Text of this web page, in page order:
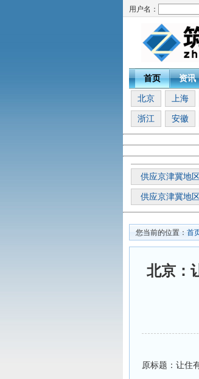
用户名：
首页 资讯
北京 上海
浙江 安徽
供应京津冀地
供应京津冀地
您当前的位置： 首
北京：
原标题：让住